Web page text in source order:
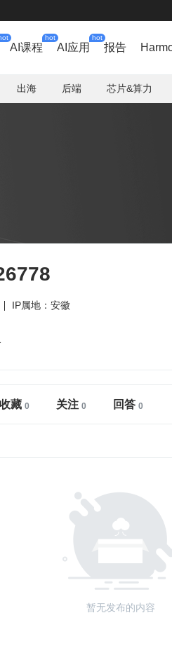
AI课程
hot
AI应用
hot
报告
出海 后端 芯片&算力
IP属地：安徽
收藏 关注 回答
暂无发布的内容